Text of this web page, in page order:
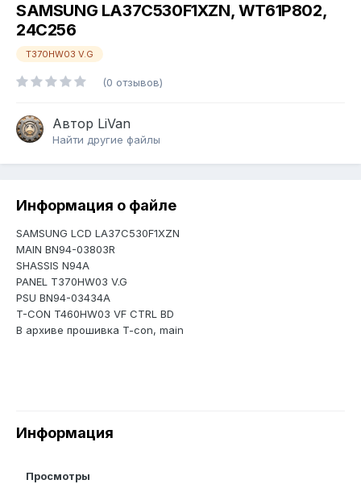
SAMSUNG LA37C530F1XZN, WT61P802,
24C256
T370HW03 V.G
(0 отзывов)
Автор LiVan
Найти другие файлы
Информация о файле
SAMSUNG LCD LA37C530F1XZN
MAIN BN94-03803R
SHASSIS N94A
PANEL T370HW03 V.G
PSU BN94-03434A
T-CON T460HW03 VF CTRL BD
В архиве прошивка T-con, main
Информация
Просмотры